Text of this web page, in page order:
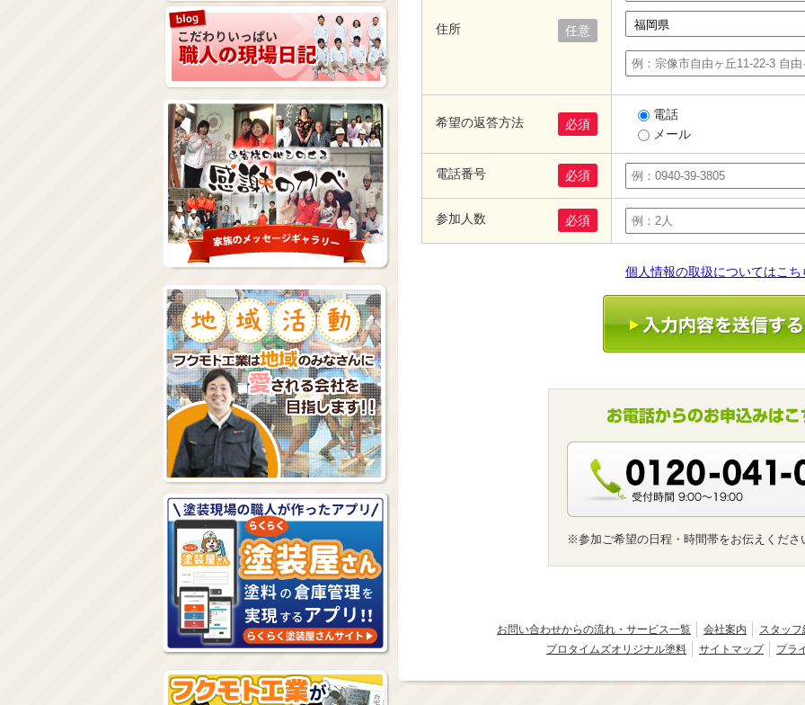
住所 任意
希望の返答方法 必須
電話
メール
電話番号 必須
参加人数 必須
個人情報の取扱についてはこち
※参加ご希望の日程・時間帯をお伝えくださ
お問い合わせからの流れ・サービス一覧 会社案内
スタッフ
プロタイムズオリジナル塗料
サイトマップ プラ